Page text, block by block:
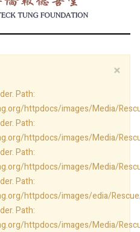
×
Path:
httpdocs/images/Media/
Path:
httpdocs/images/Media/
Path:
httpdocs/images/Media/
Path:
httpdocs/images/edia/
Path:
httpdocs/images/Media/